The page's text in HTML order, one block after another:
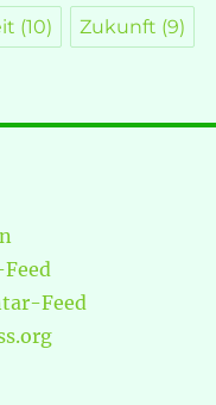
(10) Zukunft (9)
Feed